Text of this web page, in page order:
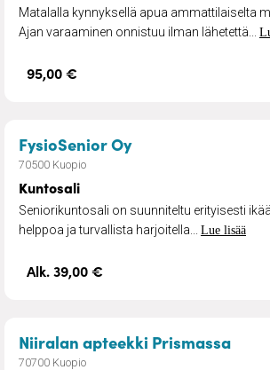
Matalalla kynnyksellä apua ammattilaiselta
Ajan varaaminen onnistuu ilman lähetettä...
95,00 €
FysioSenior Oy– Kuntosali
70500 Kuopio
Kuntosali
Seniorikuntosali on suunniteltu erityisesti
helppoa ja turvallista harjoitella... Lue lisää
Alk. 39,00 €
Niiralan apteekki Prismassa–
70700 Kuopio